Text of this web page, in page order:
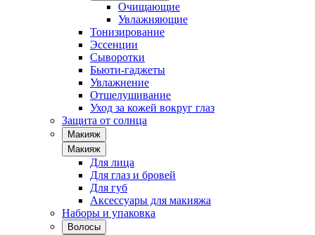
Очищающие
Увлажняющие
Тонизирование
Эссенции
Сыворотки
Бьюти-гаджеты
Увлажнение
Отшелушивание
Уход за кожей вокруг глаз
Защита от солнца
Макияж
Макияж
Для лица
Для глаз и бровей
Для губ
Аксессуары для макияжа
Наборы и упаковка
Волосы